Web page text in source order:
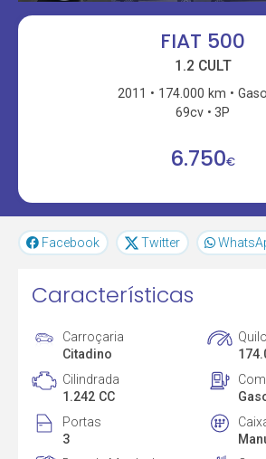
FIAT 500
1.2 CULT
2011 174.000 km
69cv
3P
6.750€
Facebook Twitter
Características
Carroçaria
Citadino
Cilindrada
1.242 CC
Portas
3